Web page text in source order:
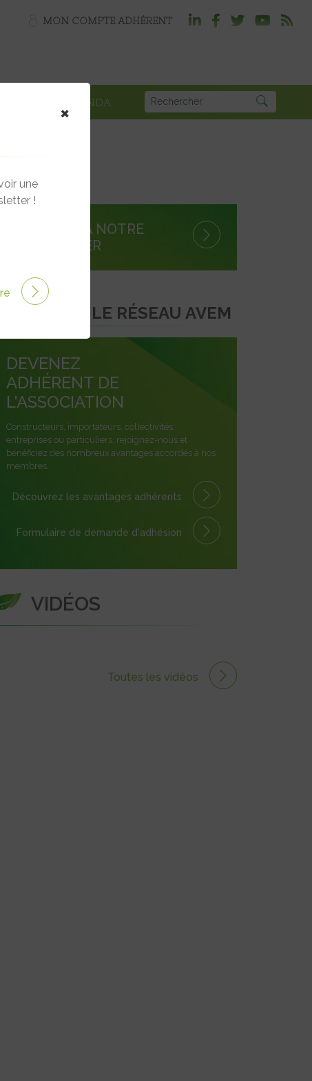
MON COMPTE ADHÉRENT
AGENDA
S'INSCRIRE À NOTRE
NEWSLETTER
REJOINDRE LE RÉSEAU AVEM
DEVENEZ
ADHÉRENT DE
L'ASSOCIATION
Constructeurs, importateurs, collectivités,
entreprises ou particuliers, rejoignez-nous et
bénéficiez des nombreux avantages accordés à nos
membres.
Découvrez les avantages adhérents
Formulaire de demande d'adhésion
VIDÉOS
Toutes les vidéos
×
une
!